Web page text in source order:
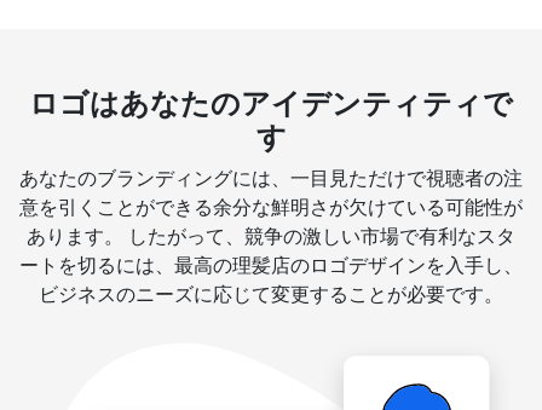
ロゴはあなたのアイデンティティで
す
あなたのブランディングには、一目見ただけで視聴者の注
意を引くことができる余分な鮮明さが欠けている可能性が
あります。 したがって、競争の激しい市場で有利なスタ
ートを切るには、最高の理髪店のロゴデザインを入手し、
ビジネスのニーズに応じて変更することが必要です。